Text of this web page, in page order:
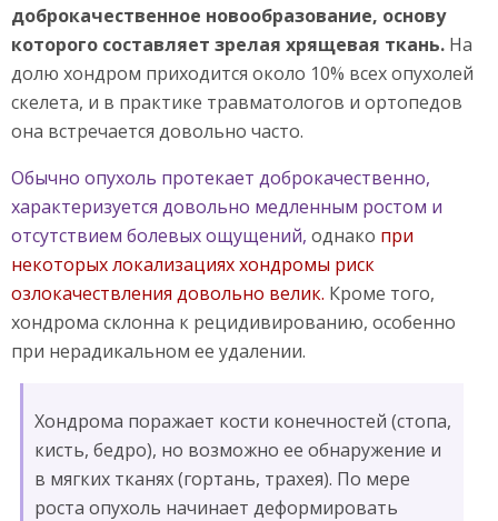
доброкачественное новообразование, основу
которого составляет зрелая хрящевая ткань. На
долю хондром приходится около 10% всех опухолей
скелета, и в практике травматологов и ортопедов
она встречается довольно часто.
Обычно опухоль протекает доброкачественно,
характеризуется довольно медленным ростом и
отсутствием болевых ощущений, однако при
некоторых локализациях хондромы риск
озлокачествления довольно велик. Кроме того,
хондрома склонна к рецидивированию, особенно
при нерадикальном ее удалении.
Хондрома поражает кости конечностей (стопа,
кисть, бедро), но возможно ее обнаружение и
в мягких тканях (гортань, трахея). По мере
роста опухоль начинает деформировать